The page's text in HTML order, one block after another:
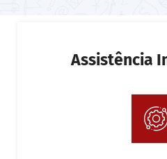
Assistência